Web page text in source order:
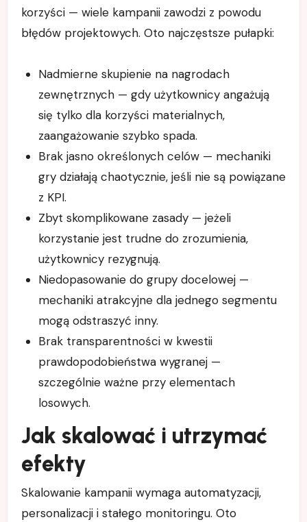
korzyści — wiele kampanii zawodzi z powodu
błędów projektowych. Oto najczęstsze pułapki:
Nadmierne skupienie na nagrodach
zewnętrznych — gdy użytkownicy angażują
się tylko dla korzyści materialnych,
zaangażowanie szybko spada.
Brak jasno określonych celów — mechaniki
gry działają chaotycznie, jeśli nie są powiązane
z KPI.
Zbyt skomplikowane zasady — jeżeli
korzystanie jest trudne do zrozumienia,
użytkownicy rezygnują.
Niedopasowanie do grupy docelowej —
mechaniki atrakcyjne dla jednego segmentu
mogą odstraszyć inny.
Brak transparentności w kwestii
prawdopodobieństwa wygranej —
szczególnie ważne przy elementach
losowych.
Jak skalować i utrzymać
efekty
Skalowanie kampanii wymaga automatyzacji,
personalizacji i stałego monitoringu. Oto